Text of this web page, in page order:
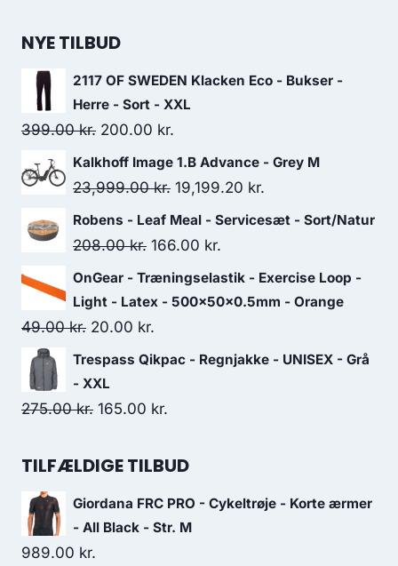
NYE TILBUD
2117 OF SWEDEN Klacken Eco - Bukser -
Herre - Sort - XXL
399.00kr. Original
price
was:
200.00 kr.
price
is:
Kalkhoff Image 1.B Advance - Grey M
23,999.00kr. Original
price
was:
19,199.20 kr.
price
Robens - Leaf Meal - Servicesæt - Sort/Natur
208.00kr. Original
price
was:
208.00 kr..
166.00 kr.
price
is:
OnGear - Træningselastik - Exercise Loop -
Light - Latex - 500x50x0.5mm - Orange
49.00kr. Original
price
was:
49.00 kr..
20.00 kr.
price
20.00 kr..
Trespass Qikpac - Regnjakke - UNISEX - Grå
- XXL
275.00kr. Original
was:
165.00 kr.
is:
TILFÆLDIGE TILBUD
Giordana FRC PRO - Cykeltrøje - Korte ærmer
- All Black - Str. M
989.00 kr.